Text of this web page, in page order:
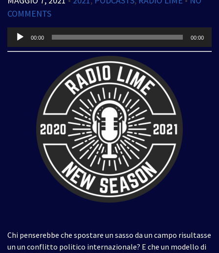
COMMENTS
Audio
Player
00:00 00:00
Chi penserebbe che spostare un sasso da un campo risultasse
un un conflitto politico internazionale? E che un modello di